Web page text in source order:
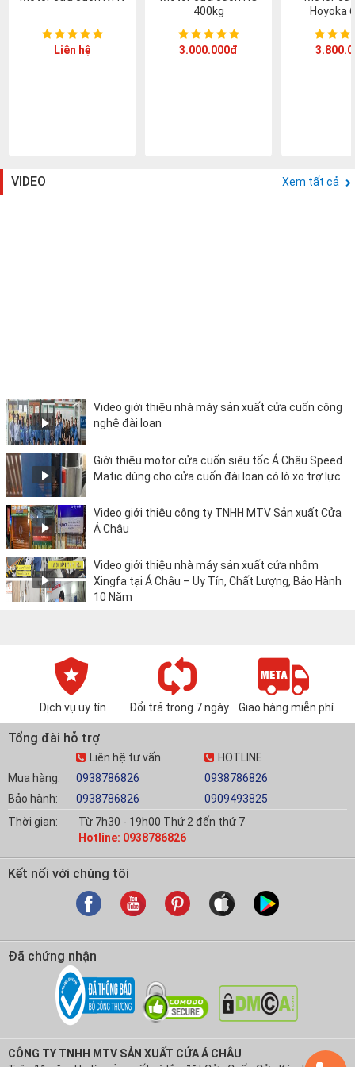
Liên hệ
400kg
3.000.000đ
Hoyoka
VIDEO Xem tất cả
Video giới thiệu nhà máy sản xuất cửa cuốn công
nghệ đài loan
Giới thiệu motor cửa cuốn siêu tốc Á Châu Speed
Matic dùng cho cửa cuốn đài loan có lò xo trợ lực
Video giới thiệu công ty TNHH MTV Sản xuất Cửa
Á Châu
Video giới thiệu nhà máy sản xuất cửa nhôm
Xingfa tại Á Châu – Uy Tín, Chất Lượng, Bảo Hành
10 Năm
Dịch vụ uy tín Đổi trả trong 7 ngày Giao hàng miễn phí
Tổng đài hỗ trợ
Mua hàng:
Bảo hành:
Liên hệ tư vấn
0938786826
0938786826
HOTLINE
0938786826
0909493825
Thời gian:
Từ 7h30 - 19h00 Thứ 2 đến thứ 7
Hotline: 0938786826
Kết nối với chúng tôi
Đã chứng nhận
CÔNG TY TNHH MTV SẢN XUẤT CỬA Á CHÂU